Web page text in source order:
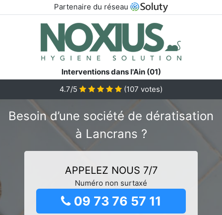
Partenaire du réseau
Interventions dans l'Ain (01)
4.7/5
(107 votes)
Besoin d’une société de dératisation
à Lancrans ?
APPELEZ NOUS 7/7
Numéro non surtaxé
09 73 76 57 11